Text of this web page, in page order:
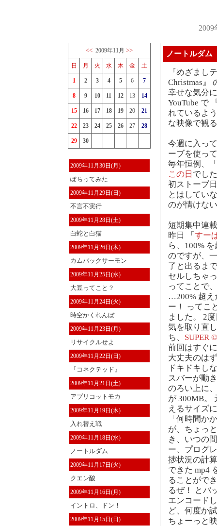
<< 2009年11月 >>
日 月 火 水 木 金 土
1 2 3 4 5 6 7
8 9 10 11 12 13 14
15 16 17 18 19 20 21
22 23 24 25 26 27 28
29 30
2009年11月30日(月)
ぽちってみた
2009年11月29日(日)
不言不実行
2009年11月28日(土)
白蛇と白猫
2009年11月26日(木)
カムバックサーモン
2009年11月25日(水)
大豆ってこと？
2009年11月24日(火)
時空かくれんぼ
2009年11月23日(月)
リサイクルせよ
2009年11月22日(日)
『コネクテッド』
2009年11月21日(土)
アプリコットモカ
2009年11月19日(木)
入れ替え戦
2009年11月18日(水)
ノートルダム
2009年11月17日(火)
クエン酸
2009年11月16日(月)
イントロ、ドン！
2009年11月15日(日)
ノートルダム
『めざまし
Christmas』
幸せな気分
YouTube で
れているよ
な映像で観
今週に入っ
ーブを使っ
毎年恒例、
この日 でし
初ストーブ
とはしてい
のが情けな
短期集中連
昨日 「 すー
ら、100%
のですが、
了と出るま
セルしちゃ
ってことで
…200% 超
ー！ ってこ
ました。 2
気を取り直
ち、 SUPER ©
前回はすぐ
大丈夫のは
ドキドキし
スバーが動
のろい上に
が 300MB。
えるサイズ
「何時間か
が、ちょっ
き、いつの
ー、プログ
捗状況の計
できた mp4
ることがで
るぜ！ とバ
エンコード
ど、何度か
ちょーっと